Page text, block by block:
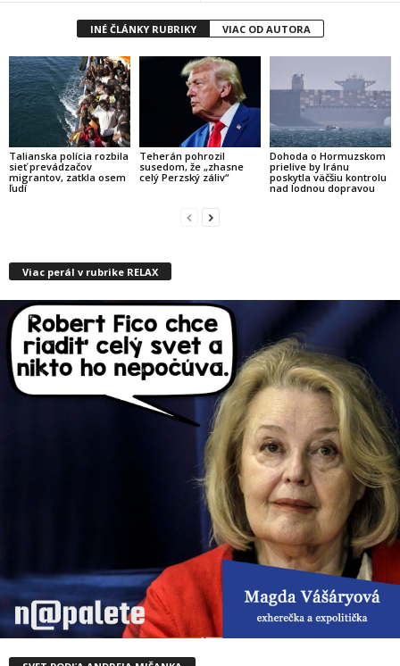
INÉ ČLÁNKY RUBRIKY VIAC OD AUTORA
Talianska polícia rozbila
sieť prevádzačov
migrantov, zatkla osem
ľudí
Teherán pohrozil
susedom, že „zhasne
celý Perzský záliv“
Dohoda o Hormuzskom
prielive by Iránu
poskytla väčšiu kontrolu
nad lodnou dopravou
Viac perál v rubrike RELAX